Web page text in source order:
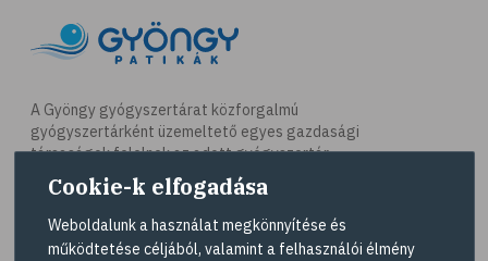
# reformköret
# GI index
# magnézium
# B-vitamin
# folsav
# élelmi rostok
A Gyöngy gyógyszertárat közforgalmú
gyógyszertárként üzemeltető egyes gazdasági
társaságok felelnek az adott gyógyszertár
működésért. A Gyöngy gyógyszertárak listáját és
elérhetőségeit a Gyógyszertár kereső
tekintheti meg.
Cookie-k elfogadása
Weboldalunk a használat megkönnyítése és
működtetése céljából, valamint a felhasználói élmény